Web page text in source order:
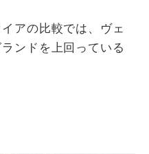
アの比較では、ヴェ
ンドを上回っている